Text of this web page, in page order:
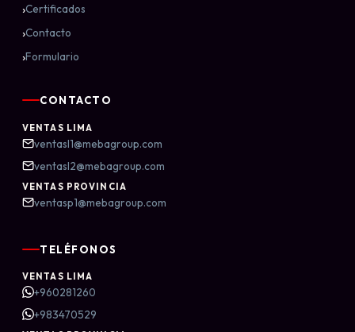
›Certificados
›Contacto
›Formulario
CONTACTO
VENTAS LIMA
ventasl1@mebagroup.com
ventasl2@mebagroup.com
VENTAS PROVINCIA
ventasp1@mebagroup.com
TELÉFONOS
VENTAS LIMA
+960281260
+983470529